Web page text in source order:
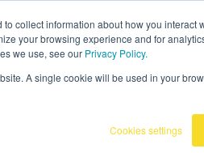
collect information about how you interact
your browsing experience and for
we use, see our Privacy Policy.
A single cookie will be used in your
Cookies settings
Kunden